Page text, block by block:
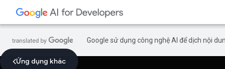
Google sử dụng công nghệ AI để dịch nội
Ứng dụng khác